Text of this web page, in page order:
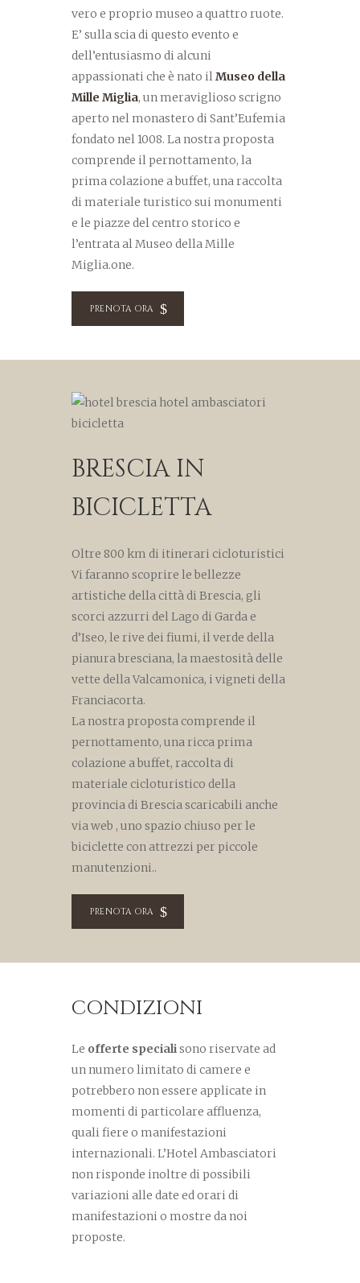
vero e proprio museo a quattro ruote.
E’ sulla scia di questo evento e
dell’entusiasmo di alcuni
appassionati che è nato ilMuseo della
Mille Miglia, un meraviglioso scrigno
aperto nel monastero di Sant’Eufemia
fondato nel 1008. La nostra proposta
comprende il pernottamento, la
prima colazione a buffet, una raccolta
di materiale turistico sui monumenti
e le piazze del centro storico e
l’entrata al Museo della Mille
Miglia.one.
PRENOTA ORA
BRESCIA IN
BICICLETTA
Oltre 800 km di itinerari cicloturistici
Vi faranno scoprire le bellezze
artistiche della città di Brescia, gli
scorci azzurri del Lago di Garda e
d’Iseo, le rive dei fiumi, il verde della
pianura bresciana, la maestosità delle
vette della Valcamonica, i vigneti della
Franciacorta.
La nostra proposta comprende il
pernottamento, una ricca prima
colazione a buffet, raccolta di
materiale cicloturistico della
provincia di Brescia scaricabili anche
via web , uno spazio chiuso per le
biciclette con attrezzi per piccole
manutenzioni..
PRENOTA ORA
CONDIZIONI
Le offerte specialisono riservate ad
un numero limitato di camere e
potrebbero non essere applicate in
momenti di particolare affluenza,
quali fiere o manifestazioni
internazionali. L’Hotel Ambasciatori
non risponde inoltre di possibili
variazioni alle date ed orari di
manifestazioni o mostre da noi
proposte.